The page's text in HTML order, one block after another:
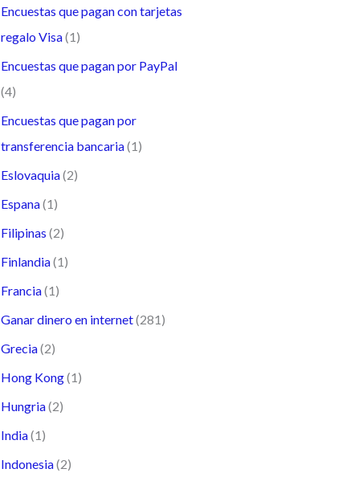
Encuestas que pagan con tarjetas
regalo Visa(1)
Encuestas que pagan por PayPal
(4)
Encuestas que pagan por
transferencia bancaria(1)
Eslovaquia(2)
Espana(1)
Filipinas (2)
Finlandia(1)
Francia(1)
Ganar dinero en internet(281)
Grecia(2)
Hong Kong(1)
Hungria(2)
India(1)
Indonesia(2)